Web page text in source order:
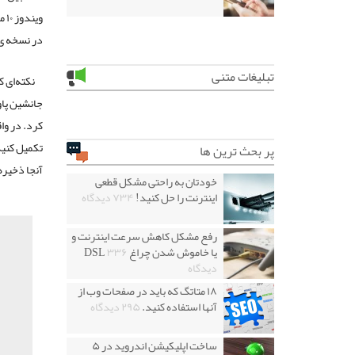
در نسخه ی تحت ویندوز ۱۰
نکته‌ای
جانشین
تکمیل
آنجا
تبلیغات متنی
پر بحث ترین ها
خودتان به راحتی مشکل قطعی
اینترنت را حل کنید!۷۳۴ دیدگاه
رفع مشکل کاهش سرعت اینترنت و
یا خاموش شدن چراغ DSL۳۳۶
دیدگاه
۱۸ متاتگ که باید در صفحات وب از
آنها استفاده کنید.۲۹۵ دیدگاه
ساخت اپلیکیشن اندروید در ۵